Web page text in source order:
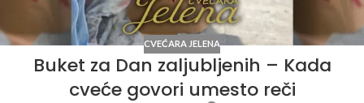
CVEĆARA JELENA
Buket za Dan zaljubljenih – Kada
cveće govori umesto reči